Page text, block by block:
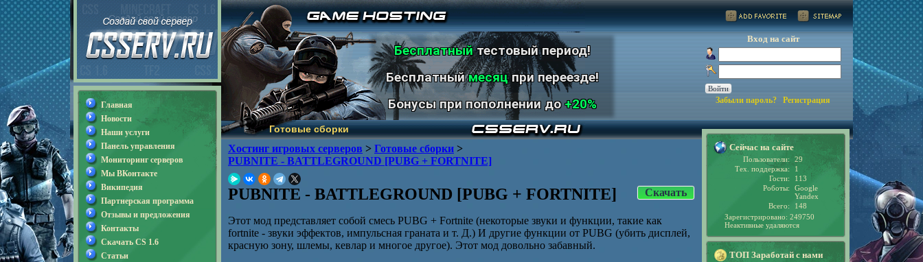
Готовые сборки
Бесплатныйтестовый период!
Бесплатныймесяцпри переезде!
Бонусы при пополнении до+20%
Хостинг игровых серверов > Готовые сборки >
PUBNITE - BATTLEGROUND [PUBG + FORTNITE]
Скачать
PUBNITE - BATTLEGROUND [PUBG + FORTNITE]
Этот мод представляет собой смесь PUBG + Fortnite (некоторые звуки и функции, такие как
fortnite - звуки эффектов, импульсная граната и т. Д.) И другие функции от PUBG (убить дисплей,
красную зону, шлемы, кевлар и многое другое). Этот мод довольно забавный.
Главная
Новости
Наши услуги
Панель управления
Мониторинг серверов
Мы ВКонтакте
Википедия
Партнерская программа
Отзывы и предложения
Контакты
Скачать CS 1.6
Статьи
Вход на сайт
Забыли пароль? Регистрация
Сейчас на сайте
Пользователи:
29
Тех. поддержка:
1
Гости:
113
Роботы:
Google
Yandex
Всего:
148
Зарегистрировано: 249750
Неактивные удаляются
ТОП Заработай с нами